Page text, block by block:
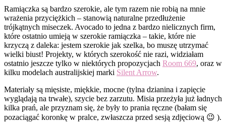
Ramiączka są bardzo szerokie, ale tym razem nie robią na mnie
wrażenia przyciężkich – stanowią naturalne przedłużenie
trójkątnych miseczek. Avocado to jedna z bardzo nielicznych firm,
które ostatnio umieją w szerokie ramiączka – takie, które nie
krzyczą z daleka: jestem szerokie jak szelka, bo muszę utrzymać
wielki biust! Projekty, w których szerokość nie razi, widziałam
ostatnio jeszcze tylko w niektórych propozycjach Room 669, oraz w
kilku modelach australijskiej marki Silent Arrow.
Materiały są mięsiste, miękkie, mocne (tylna dzianina i zapięcie
wyglądają na trwałe), szycie bez zarzutu. Misia przeżyła już ładnych
kilka prań, ale przyznam się, że były to prania ręczne (bałam się
pozaciągać koronkę w pralce, zwłaszcza przed sesją zdjęciową 😉 ).